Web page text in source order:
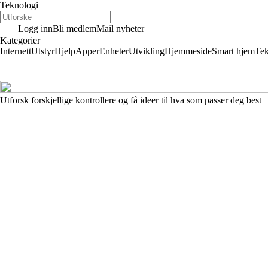
Teknologi
Logg innBli medlemMail nyheter
Kategorier
InternettUtstyrHjelpApperEnheterUtviklingHjemmesideSmart hjem
Utforsk forskjellige kontrollere og få ideer til hva som passer deg best